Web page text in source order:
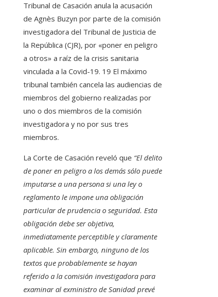
Tribunal de Casación anula la acusación
de Agnès Buzyn por parte de la comisión
investigadora del Tribunal de Justicia de
la República (CJR), por «poner en peligro
a otros» a raíz de la crisis sanitaria
vinculada a la Covid-19. 19 El máximo
tribunal también cancela las audiencias de
miembros del gobierno realizadas por
uno o dos miembros de la comisión
investigadora y no por sus tres
miembros.
La Corte de Casación reveló que “El delito
de poner en peligro a los demás sólo puede
imputarse a una persona si una ley o
reglamento le impone una obligación
particular de prudencia o seguridad. Esta
obligación debe ser objetiva,
inmediatamente perceptible y claramente
aplicable. Sin embargo, ninguno de los
textos que probablemente se hayan
referido a la comisión investigadora para
examinar al exministro de Sanidad prevé